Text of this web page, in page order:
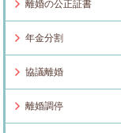
離婚の公正証書
年金分割
協議離婚
離婚調停